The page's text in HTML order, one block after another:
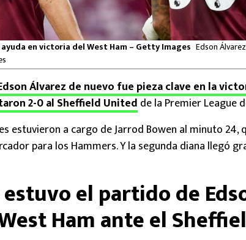
en victoria del West Ham – Getty Images Edson
Álvarez de nuevo fue pieza clave en la
2-0 al Sheffield United de la Premier League
estuvieron a cargo de Jarrod Bowen al minuto 24,
para los Hammers. Y la segunda diana llegó
estuvo el partido de
Ham ante el